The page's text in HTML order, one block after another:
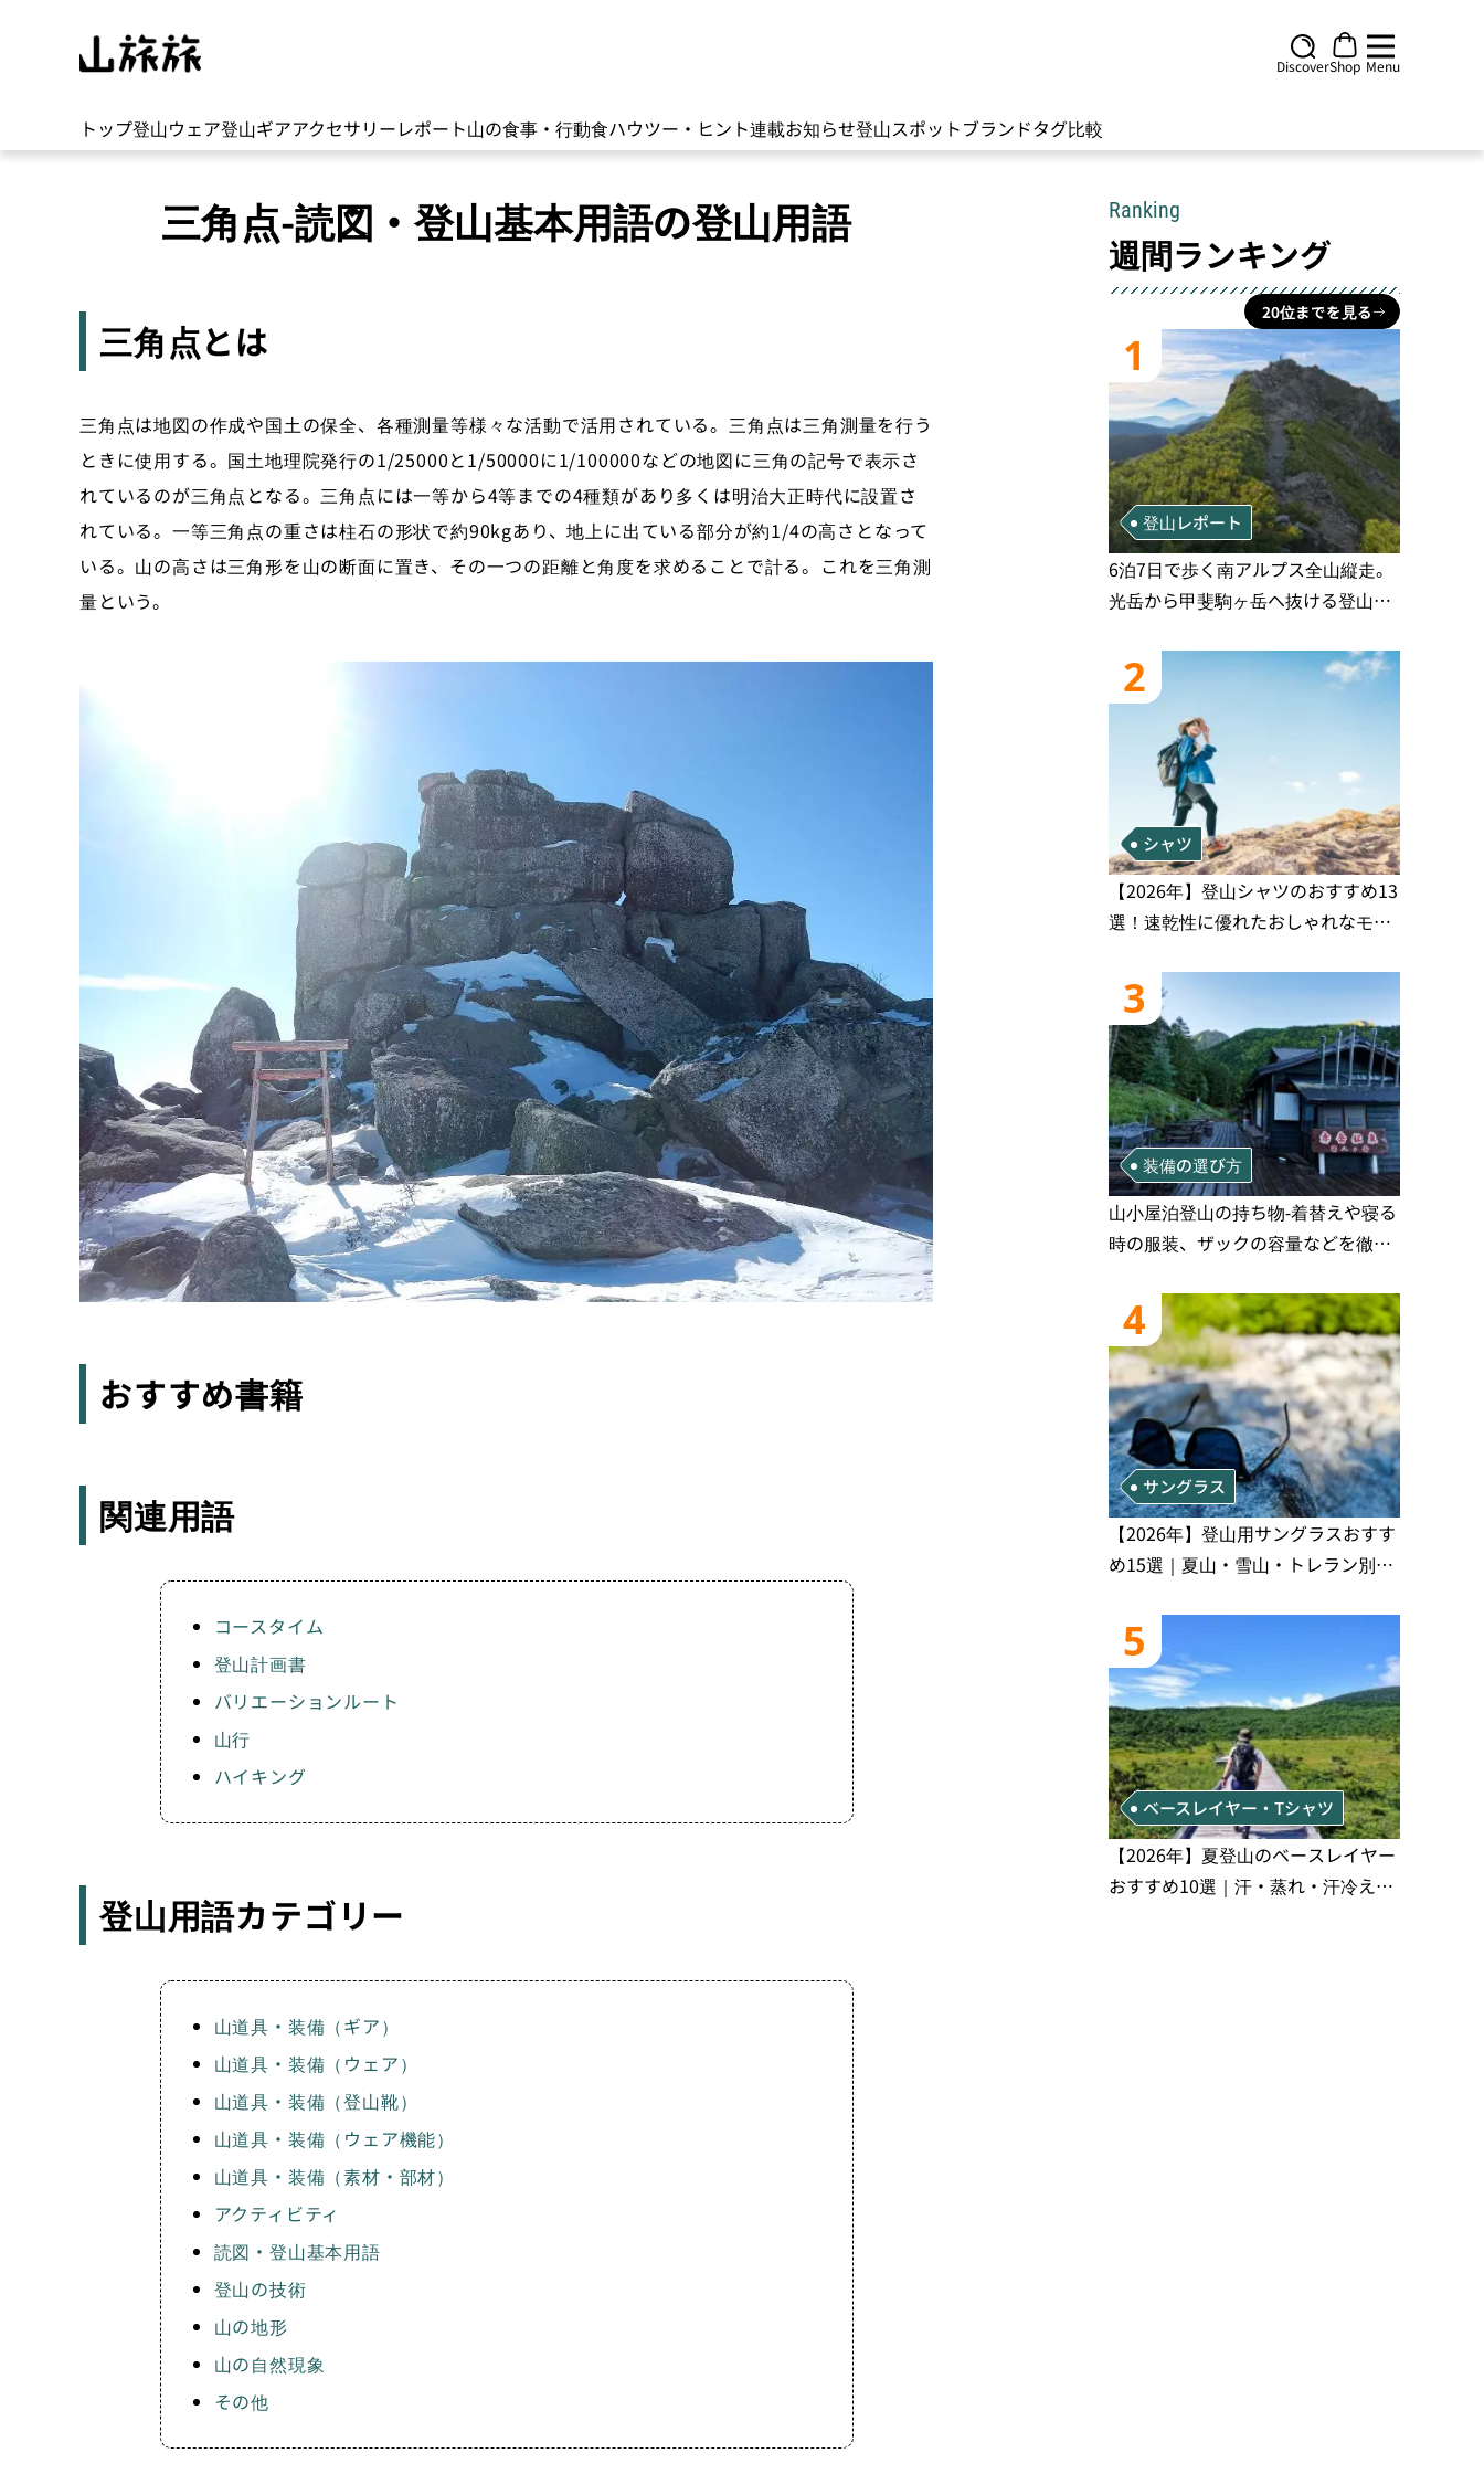
DiscoverShop Menu
トップ登山ウェア登山ギアアクセサリーレポート山の食事・行動食ハウツー・ヒント連載お知らせ登山スポットブランドタグ比較
三角点-読図・登山基本用語の登山用語
三角点とは
三角点は地図の作成や国土の保全、各種測量等様々な活動で活用されている。三角点は三角測量を行う
ときに使用する。国土地理院発行の1/25000と1/50000に1/100000などの地図に三角の記号で表示さ
れているのが三角点となる。三角点には一等から4等までの4種類があり多くは明治大正時代に設置さ
れている。一等三角点の重さは柱石の形状で約90kgあり、地上に出ている部分が約1/4の高さとなって
いる。山の高さは三角形を山の断面に置き、その一つの距離と角度を求めることで計る。これを三角測
量という。
おすすめ書籍
関連用語
コースタイム
登山計画書
バリエーションルート
山行
ハイキング
登山用語カテゴリー
山道具・装備（ギア）
山道具・装備（ウェア）
山道具・装備（登山靴）
山道具・装備（ウェア機能）
山道具・装備（素材・部材）
アクティビティ
読図・登山基本用語
登山の技術
山の地形
山の自然現象
その他
Ranking
週間ランキング
20位までを見る
1
登山レポート
6泊7日で歩く南アルプス全山縦走。
光岳から甲斐駒ヶ岳へ抜ける登山の
2
シャツ
【2026年】登山シャツのおすすめ13
選！速乾性に優れたおしゃれなモデ
3
装備の選び方
山小屋泊登山の持ち物‐着替えや寝る
時の服装、ザックの容量などを徹底
4
サングラス
【2026年】登山用サングラスおすす
め15選｜夏山・雪山・トレラン別、
5
ベースレイヤー・Tシャツ
【2026年】夏登山のベースレイヤー
おすすめ10選｜汗・蒸れ・汗冷え対